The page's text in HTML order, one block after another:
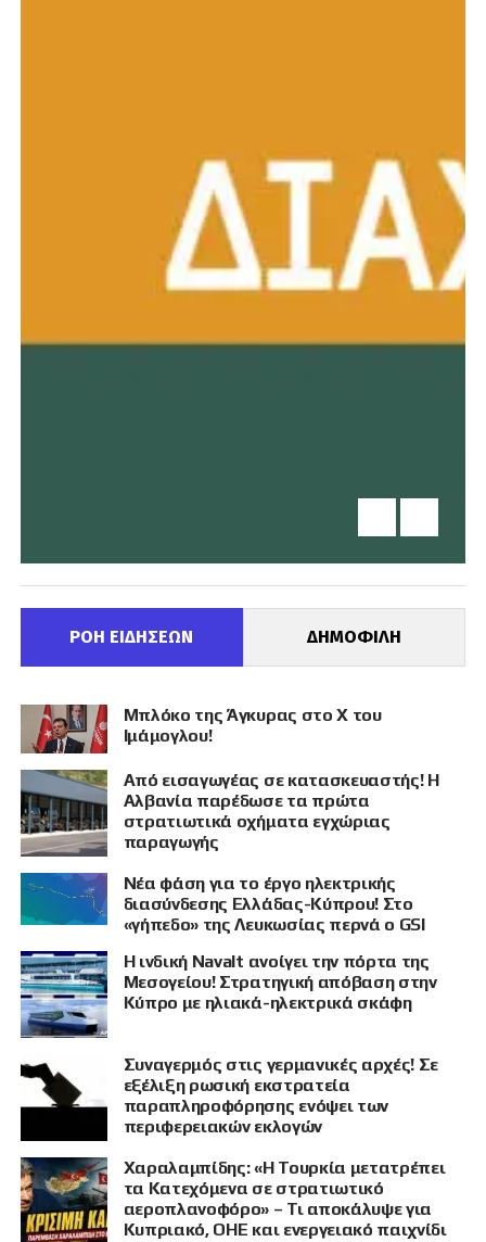
ΡΟΗ ΕΙΔΗΣΕΩΝ ΔΗΜΟΦΙΛΗ
Μπλόκο της Άγκυρας στο X του
Ιμάμογλου!
Από εισαγωγέας σε κατασκευαστής! Η
Αλβανία παρέδωσε τα πρώτα
στρατιωτικά οχήματα εγχώριας
παραγωγής
Νέα φάση για το έργο ηλεκτρικής
διασύνδεσης Ελλάδας-Κύπρου! Στο
«γήπεδο» της Λευκωσίας περνά ο GSI
Η ινδική Navalt ανοίγει την πόρτα της
Μεσογείου! Στρατηγική απόβαση στην
Κύπρο με ηλιακά-ηλεκτρικά σκάφη
Συναγερμός στις γερμανικές αρχές! Σε
εξέλιξη ρωσική εκστρατεία
παραπληροφόρησης ενόψει των
περιφερειακών εκλογών
Χαραλαμπίδης: «Η Τουρκία μετατρέπει
τα Κατεχόμενα σε στρατιωτικό
αεροπλανοφόρο» – Τι αποκάλυψε για
Κυπριακό, ΟΗΕ και ενεργειακό παιχνίδι